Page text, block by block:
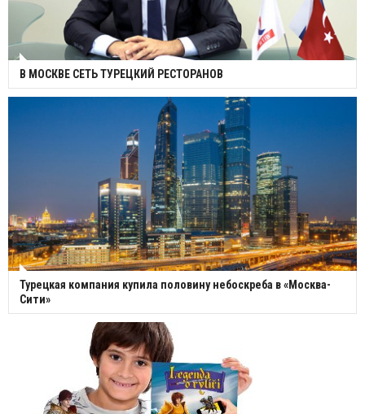
В МОСКВЕ СЕТЬ ТУРЕЦКИЙ РЕСТОРАНОВ
Турецкая компания купила половину небоскреба в «Москва-
Сити»